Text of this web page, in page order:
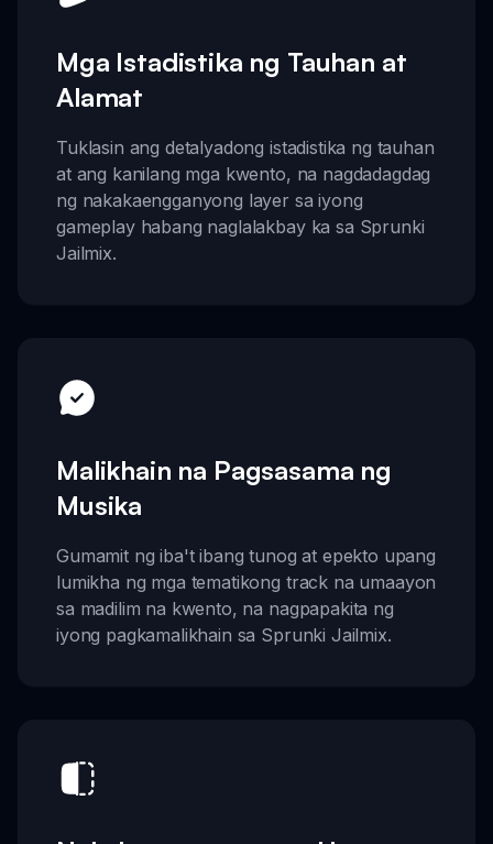
Mga Istadistika ng Tauhan at
Alamat
Tuklasin ang detalyadong istadistika ng tauhan
at ang kanilang mga kwento, na nagdadagdag
ng nakakaengganyong layer sa iyong
gameplay habang naglalakbay ka sa Sprunki
Jailmix.
Malikhain na Pagsasama ng
Musika
Gumamit ng iba't ibang tunog at epekto upang
lumikha ng mga tematikong track na umaayon
sa madilim na kwento, na nagpapakita ng
iyong pagkamalikhain sa Sprunki Jailmix.